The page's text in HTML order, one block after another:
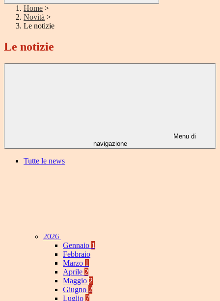
Home >
Novità >
Le notizie
Le notizie
Menu di
navigazione
Tutte le news
2026
Gennaio 1
Febbraio
Marzo 1
Aprile 2
Maggio 2
Giugno 2
Luglio 7